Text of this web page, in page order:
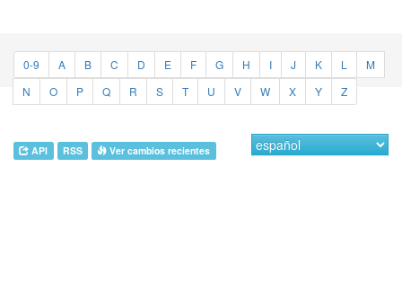
0-9 A B C D E F G H I J K L
M
N
O P Q R S T U V W X Y Z
API RSS Ver cambios recientes